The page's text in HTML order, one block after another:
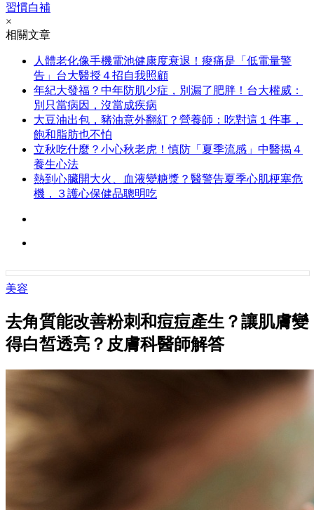
習慣白補
×
相關文章
人體老化像手機電池健康度衰退！痠痛是「低電量警
告」台大醫授４招自我照顧
年紀大發福？中年防肌少症，別漏了肥胖！台大權威：
別只當病因，沒當成疾病
大豆油出包，豬油意外翻紅？營養師：吃對這１件事，
飽和脂肪也不怕
立秋吃什麼？小心秋老虎！慎防「夏季流感」中醫揭４
養生心法
熱到心臟開大火、血液變糖漿？醫警告夏季心肌梗塞危
機，３護心保健品聰明吃
美容
去角質能改善粉刺和痘痘產生？讓肌膚變
得白皙透亮？皮膚科醫師解答